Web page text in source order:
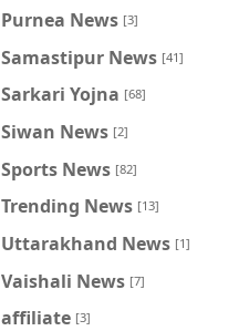
Purnea News [3]
Samastipur News [41]
Sarkari Yojna [68]
Siwan News [2]
Sports News [82]
Trending News [13]
Uttarakhand News [1]
Vaishali News [7]
affiliate [3]